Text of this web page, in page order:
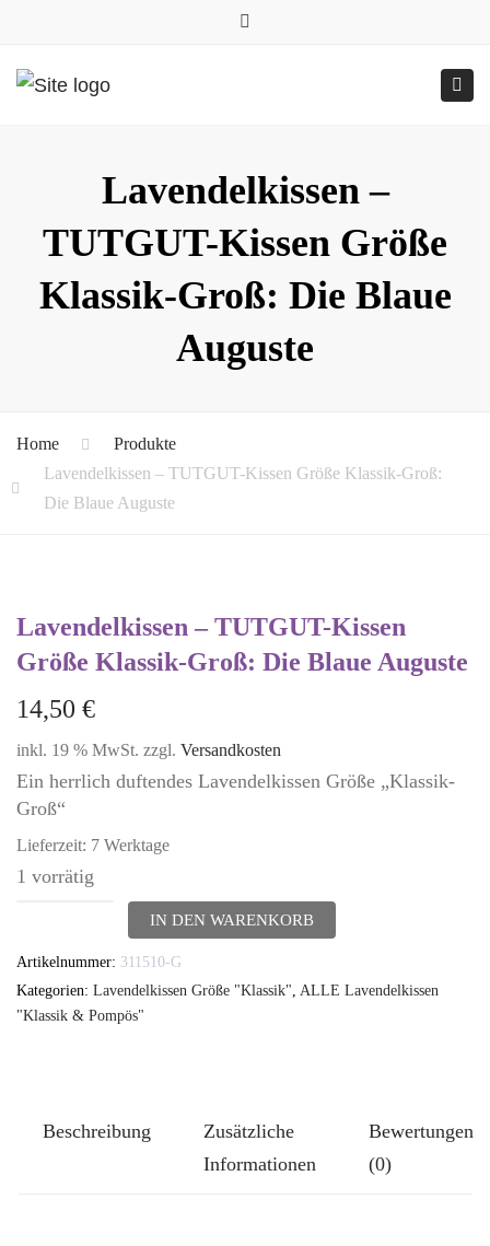
0157.77545786
Submit
Lavendelkissen –
TUTGUT-Kissen Größe
Klassik-Groß: Die Blaue
Auguste
Home
Produkte
Lavendelkissen – TUTGUT-Kissen Größe Klassik-Groß:
Die Blaue Auguste
Lavendelkissen – TUTGUT-Kissen
Größe Klassik-Groß: Die Blaue Auguste
14,50 €
inkl. 19 % MwSt. zzgl. Versandkosten
Ein herrlich duftendes Lavendelkissen Größe „Klassik-
Groß“
Lieferzeit: 7 Werktage
1 vorrätig
TUTGUT-
Kissen
IN DEN WARENKORB
Artikelnummer: 311510-G
Kategorien: Lavendelkissen Größe "Klassik" ALLE Lavendelkissen
"Klassik & Pompös"
Beschreibung
Zusätzliche
Informationen
Bewertungen
(0)